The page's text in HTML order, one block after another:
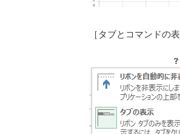
［タブとコマンドの